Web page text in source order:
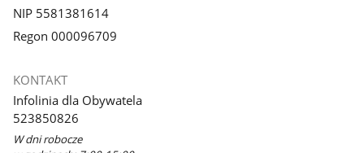
NIP 5581381614
Regon 000096709
KONTAKT
Infolinia dla Obywatela
523850826
W dni robocze